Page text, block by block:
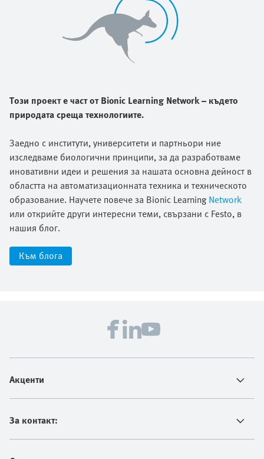
Този проект е част от Bionic Learning Network – където
природата среща технологиите.
Заедно с институти, университети и партньори ние
изследваме биологични принципи, за да разработваме
иновативни идеи и решения за нашата основна дейност в
областта на автоматизационната техника и техническото
образование. Научете повече за Bionic Learning Network
или открийте други интересни теми, свързани с Festo, в
нашия блог.
Към блога
Акценти
За контакт: